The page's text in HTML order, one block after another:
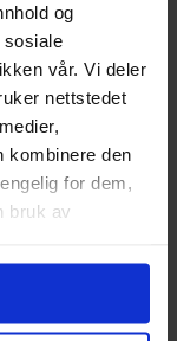
og
sosiale
vår. Vi deler
nettstedet
kombinere den
for dem,
bruk av
Eventyr,
og Fakta
,Krim og
Science-Fiction
ogWestern